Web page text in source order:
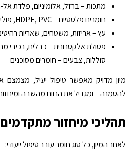
מתכות – ברזל, אלומיניום, פלדת
חומרים פלסטיים – HDPE, PVC, פוליקרבונט
עץ – אריזות, משטחים, שאריות
פסולת אלקטרונית – כבלים, רכיבי
סוללות, צבעים – חומרים מסוכנים
מיון מדויק מאפשר טיפול יעיל,
להטמנה – ומגדיל את הרווח מהשבה
תהליכי מיחזור מתקדמים
לאחר המיון, כל סוג חומר עובר טיפול ייעודי: